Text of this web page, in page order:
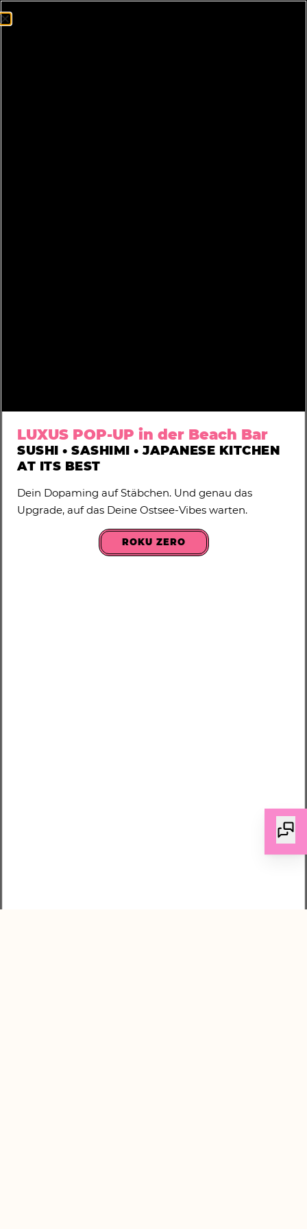
LUXUS POP-UP in der Beach Bar
SUSHI • SASHIMI • JAPANESE KITCHEN
AT ITS BEST
Dein Dopaming auf Stäbchen. Und genau das
Upgrade, auf das Deine Ostsee-Vibes warten.
ROKU ZERO